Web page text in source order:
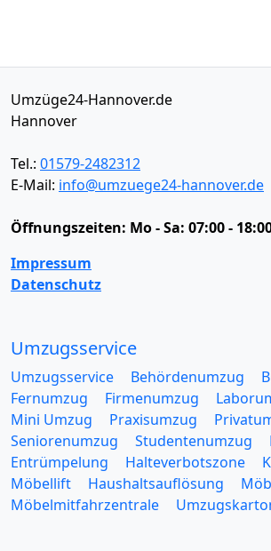
Umzüge24-Hannover.de
Hannover
Tel.: 01579-2482312
E-Mail: info@umzuege24-hannover.de
Öffnungszeiten: Mo - Sa: 07:00 -
Impressum
Datenschutz
Umzugsservice
Umzugsservice Behördenumzug
Fernumzug
Firmenumzug
Mini Umzug
Praxisumzug
Seniorenumzug
Studentenumzug
Entrümpelung
Halteverbotszone
Möbellift
Haushaltsauflösung
Möbelmitfahrzentrale